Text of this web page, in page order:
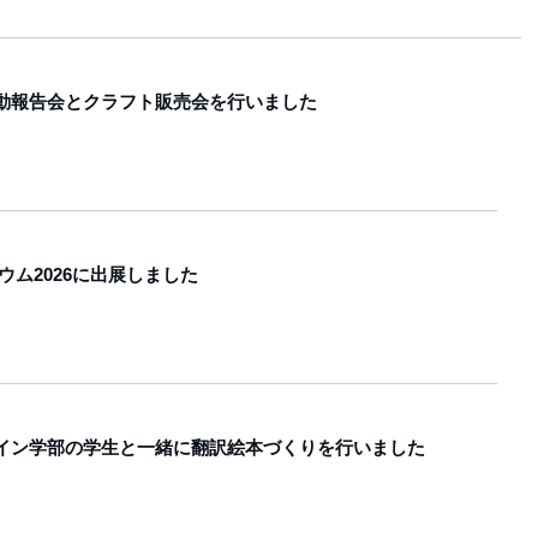
報告会とクラフト販売会を行いました
ム2026に出展しました
ン学部の学生と一緒に翻訳絵本づくりを行いました